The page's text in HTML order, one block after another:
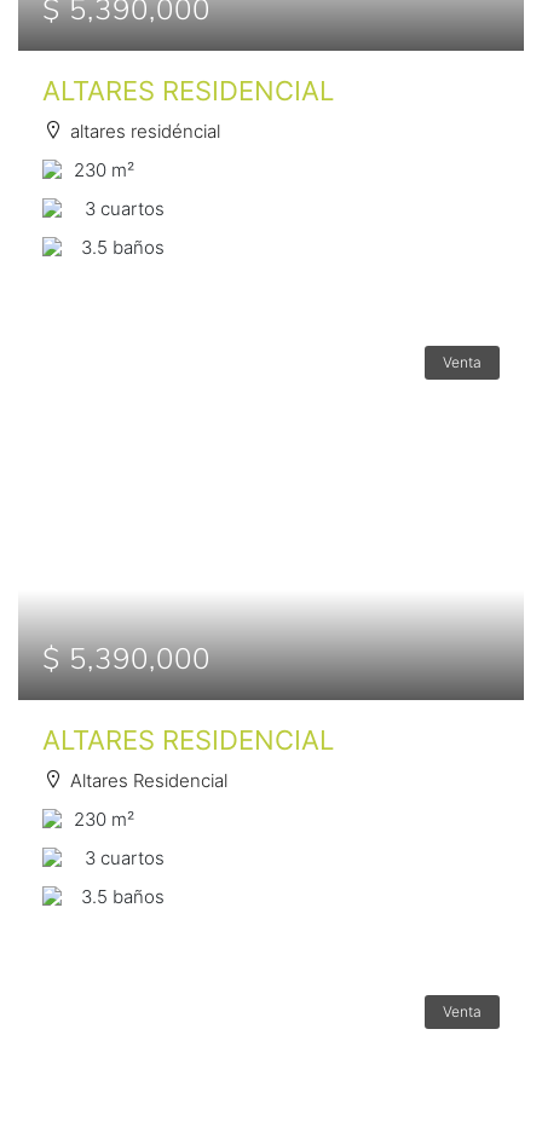
$ 5,390,000
ALTARES RESIDENCIAL
altares residéncial
230 m²
3 сuartos
3.5 baños
Venta
$ 5,390,000
ALTARES RESIDENCIAL
Altares Residencial
230 m²
3 сuartos
3.5 baños
Venta